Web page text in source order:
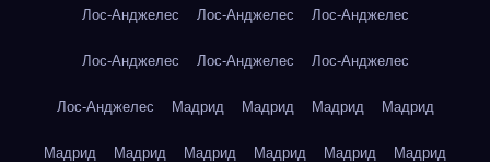
Лос-Анджелес Лос-Анджелес Лос-Анджелес
Лос-Анджелес Лос-Анджелес Лос-Анджелес
Лос-Анджелес Мадрид Мадрид Мадрид Мадрид
Мадрид Мадрид Мадрид Мадрид Мадрид Мадрид